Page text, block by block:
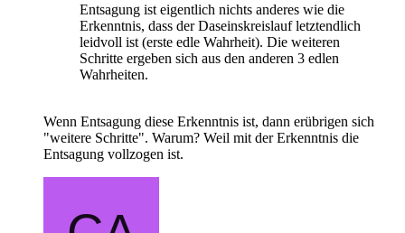
Entsagung ist eigentlich nichts anderes wie die
Erkenntnis, dass der Daseinskreislauf letztendlich
leidvoll ist (erste edle Wahrheit). Die weiteren
Schritte ergeben sich aus den anderen 3 edlen
Wahrheiten.
Wenn Entsagung diese Erkenntnis ist, dann erübrigen sich
"weitere Schritte". Warum? Weil mit der Erkenntnis die
Entsagung vollzogen ist.